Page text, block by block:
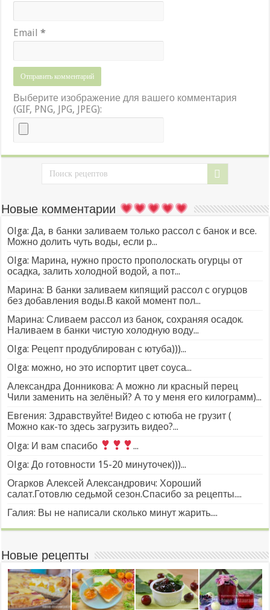
Email*
Выберите изображение для вашего комментария
(GIF, PNG, JPG, JPEG):
Новые комментарии
Olga: Да, в банки заливаем только рассол с банок и все.
Можно долить чуть воды, если р...
Olga: Марина, нужно просто прополоскать огурцы от
осадка, залить холодной водой, а пот...
Марина: В банки заливаем кипящий рассол с огурцов
без добавления воды.В какой момент пол...
Марина: Сливаем рассол из банок, сохраняя осадок.
Наливаем в банки чистую холодную воду...
Olga: Рецепт продублирован с ютуба)))...
Olga: можно, но это испортит цвет соуса...
Александра Донникова: А можно ли красный перец
Чили заменить на зелёный? А то у меня его килограмм)...
Евгения: Здравствуйте! Видео с ютюба не грузит (
Можно как-то здесь загрузить видео?...
Olga: И вам спасибо
...
Olga: До готовности 15-20 минуточек)))...
Огарков Алексей Александрович: Хороший
салат.Готовлю седьмой сезон.Спасибо за рецепты....
Галия: Вы не написали сколько минут жарить....
Новые рецепты